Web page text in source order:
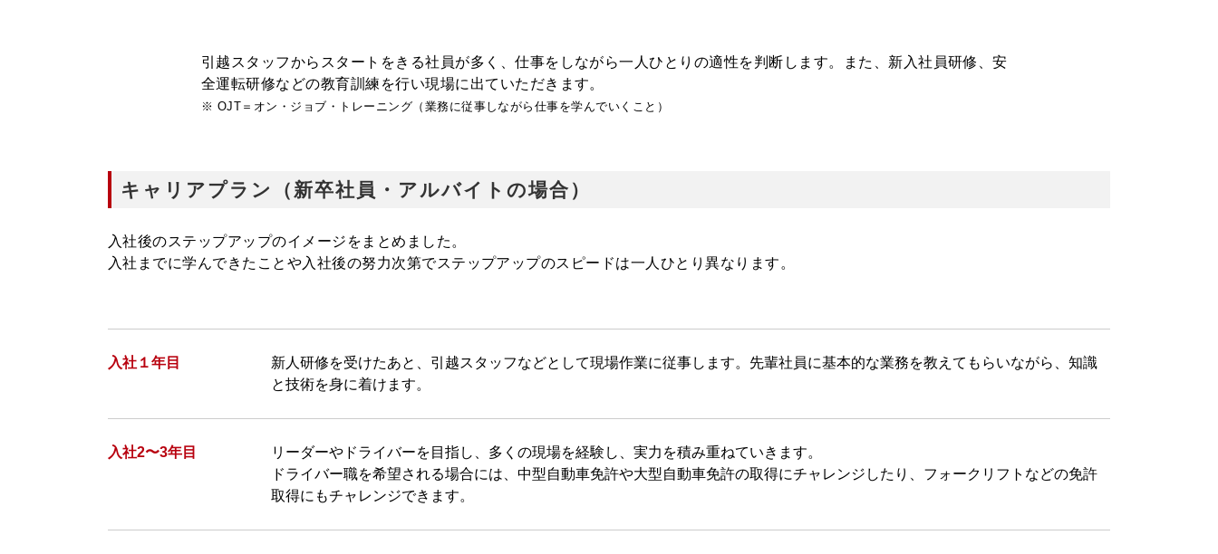
引越スタッフからスタートをきる社員が多く、仕事をしながら一人ひとりの適性を判断します。また、新入社員研修、安
全運転研修などの教育訓練を行い現場に出ていただきます。
※ OJT＝オン・ジョブ・トレーニング（業務に従事しながら仕事を学んでいくこと）
キャリアプラン（新卒社員・アルバイトの場合）
入社後のステップアップのイメージをまとめました。
入社までに学んできたことや入社後の努力次第でステップアップのスピードは一人ひとり異なります。
入社１年目
新人研修を受けたあと、引越スタッフなどとして現場作業に従事します。先輩社員に基本的な業務を教えてもらいながら、知識
と技術を身に着けます。
入社2〜3年目
リーダーやドライバーを目指し、多くの現場を経験し、実力を積み重ねていきます。
ドライバー職を希望される場合には、中型自動車免許や大型自動車免許の取得にチャレンジしたり、フォークリフトなどの免許
取得にもチャレンジできます。